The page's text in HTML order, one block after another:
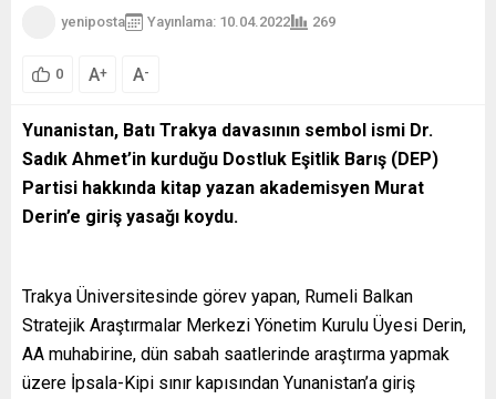
yeniposta Yayınlama: 10.04.2022 269
0 A+ A-
Yunanistan, Batı Trakya davasının sembol ismi Dr.
Sadık Ahmet’in kurduğu Dostluk Eşitlik Barış (DEP)
Partisi hakkında kitap yazan akademisyen Murat
Derin’e giriş yasağı koydu.
Trakya Üniversitesinde görev yapan, Rumeli Balkan
Stratejik Araştırmalar Merkezi Yönetim Kurulu Üyesi Derin,
AA muhabirine, dün sabah saatlerinde araştırma yapmak
üzere İpsala-Kipi sınır kapısından Yunanistan’a giriş